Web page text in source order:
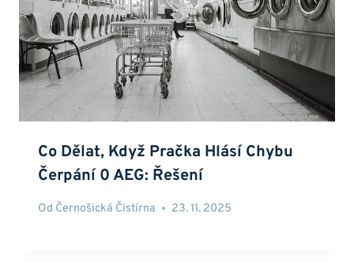
Co Dělat, Když Pračka Hlásí Chybu
Čerpání 0 AEG: Řešení
Od Černošická Čistírna 23. 11. 2025